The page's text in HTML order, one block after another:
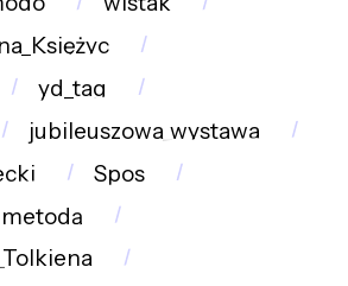
yd_tag
jubileuszowa_wystawa
Spos
metodą